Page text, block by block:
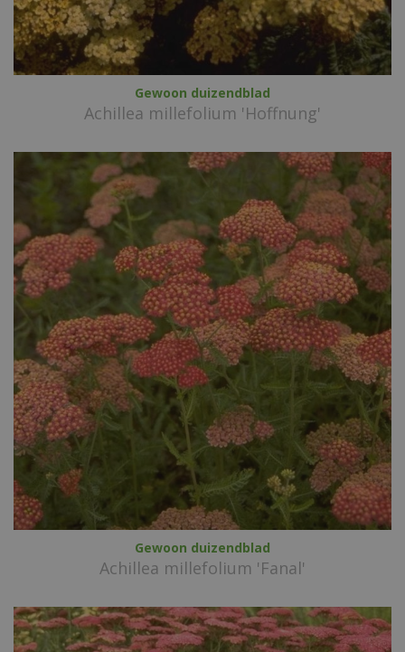
Gewoon duizendblad
Achillea millefolium 'Hoffnung'
Gewoon duizendblad
Achillea millefolium 'Fanal'